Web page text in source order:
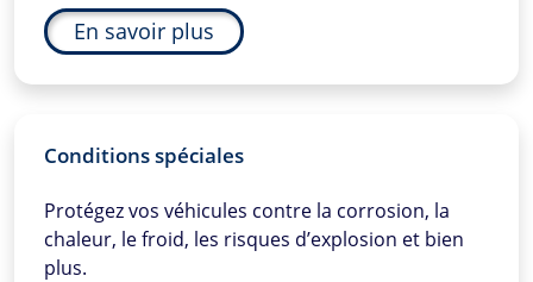
En savoir plus
Conditions spéciales
Protégez vos véhicules contre la corrosion, la
chaleur, le froid, les risques d’explosion et bien
plus.